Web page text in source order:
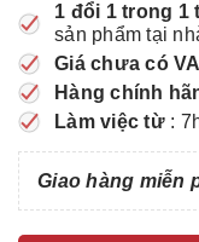
1 đổi 1 trong 1
sản phẩm tại
Giá chưa có
Hàng chính
Làm việc từ :
Giao hàng miễn